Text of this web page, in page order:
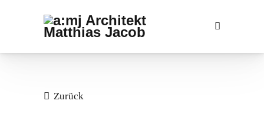
Zurück